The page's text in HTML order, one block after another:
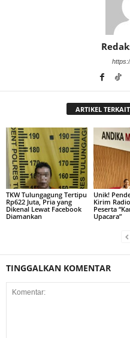
ARTIKEL TERKAIT
TKW Tulungagung Tertipu
Rp622 Juta, Pria yang
Dikenal Lewat Facebook
Diamankan
Unik!
Kirim
Peserta
Upacara”
TINGGALKAN KOMENTAR